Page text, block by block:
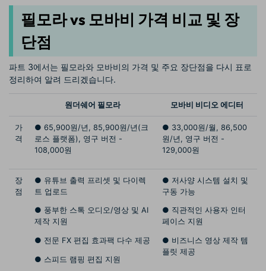
필모라 vs 모바비 가격 비교 및 장
단점
파트 3에서는 필모라와 모바비의 가격 및 주요 장단점을 다시 표로
정리하여 알려 드리겠습니다.
원더쉐어 필모라 모바비 비디오 에디터
가
격
● 65,900원/년, 85,900원/년(크
로스 플랫폼), 영구 버전 -
108,000원
● 33,000원/월, 86,500
원/년, 영구 버전 -
129,000원
장
점
● 유튜브 출력 프리셋 및 다이렉
트 업로드
● 풍부한 스톡 오디오/영상 및 AI
제작 지원
● 전문 FX 편집 효과팩 다수 제공
● 스피드 램핑 편집 지원
● 저사양 시스템 설치 및
구동 가능
● 직관적인 사용자 인터
페이스 지원
● 비즈니스 영상 제작 템
플릿 제공